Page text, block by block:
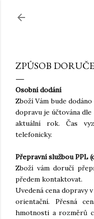
ZPŮSOB
Osobní dodání
Zboží Vám bude
dopravu je účtována
aktuální rok. Čas
telefonicky.
Přepravní službou PPL
Zboží vám doručí
předem kontaktovat.
Uvedená cena dopravy
orientační. Přesná
hmotnosti a rozměrů